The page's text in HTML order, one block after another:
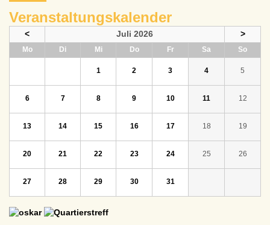
Veranstaltungskalender
< Juli 2026 >
Montag Dienstag Mittwoch DonnerstagFreitag Sa Sonntag
1 2 3 4 5
6 7 8 9 10 11 12
13 14 15 16 17 18 19
20 21 22 23 24 25 26
27 28 29 30 31